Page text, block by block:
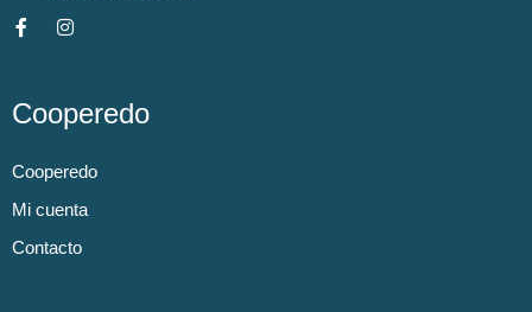
Cooperedo
Cooperedo
Mi cuenta
Contacto